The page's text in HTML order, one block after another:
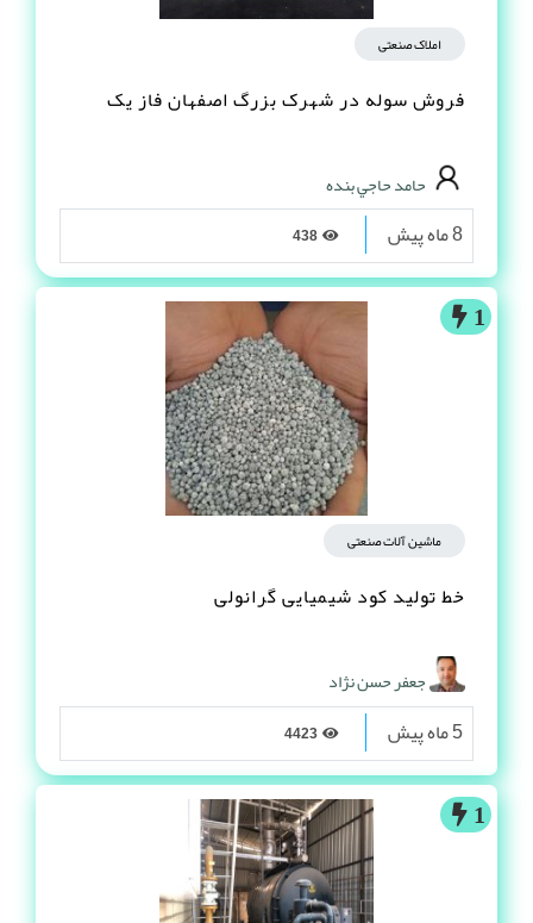
املاک صنعتی
فروش سوله در شهرک بزرگ اصفهان فاز یک
حامد حاجي بنده
8 ماه پیش
1
ماشین آلات صنعتی
خط تولید کود شیمیایی گرانولی
جعفر حسن نژاد
5 ماه پیش
1